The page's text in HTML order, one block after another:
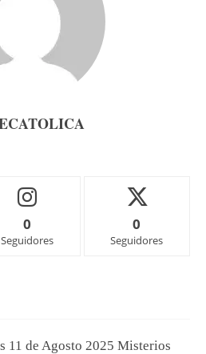
0
Seguidores
0
Seguidores
11 de Agosto 2025 Misterios